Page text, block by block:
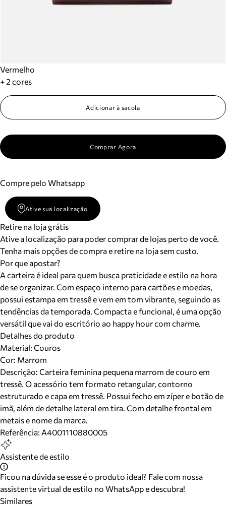
Vermelho
+ 2 cores
Adicionar à sacola
Comprar Agora
Compre pelo Whatsapp
Ative sua localização
Retire na loja grátis
Ative a localização para poder comprar de lojas perto de você.
Tenha mais opções de compra e retire na loja sem custo.
Por que apostar?
A carteira é ideal para quem busca praticidade e estilo na hora
de se organizar. Com espaço interno para cartões e moedas,
possui estampa em tressê e vem em tom vibrante, seguindo as
tendências da temporada. Compacta e funcional, é uma opção
versátil que vai do escritório ao happy hour com charme.
Detalhes do produto
Material: Couros
Cor: Marrom
Descrição: Carteira feminina pequena marrom de couro em
tressê. O acessório tem formato retangular, contorno
estruturado e capa em tressê. Possui fecho em zíper e botão de
imã, além de detalhe lateral em tira. Com detalhe frontal em
metais e nome da marca.
Referência: A4001110880005
Assistente de estilo
Ficou na dúvida se esse é o produto ideal? Fale com nossa
assistente virtual de estilo no WhatsApp e descubra!
Similares